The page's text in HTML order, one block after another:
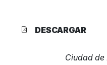
DESCARGAR
Ciudad de